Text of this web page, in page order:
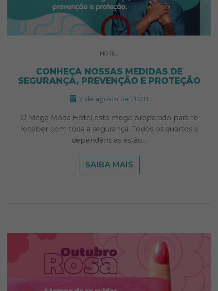
HOTEL
CONHEÇA NOSSAS MEDIDAS DE
SEGURANÇA, PREVENÇÃO E PROTEÇÃO
7 de agosto de 2020
O Mega Moda Hotel está mega preparado para te
receber com toda a segurança. Todos os quartos e
dependências estão…
SAIBA MAIS